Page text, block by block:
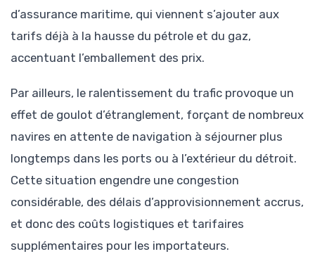
d’assurance maritime, qui viennent s’ajouter aux
tarifs déjà à la hausse du pétrole et du gaz,
accentuant l’emballement des prix.
Par ailleurs, le ralentissement du trafic provoque un
effet de goulot d’étranglement, forçant de nombreux
navires en attente de navigation à séjourner plus
longtemps dans les ports ou à l’extérieur du détroit.
Cette situation engendre une congestion
considérable, des délais d’approvisionnement accrus,
et donc des coûts logistiques et tarifaires
supplémentaires pour les importateurs.